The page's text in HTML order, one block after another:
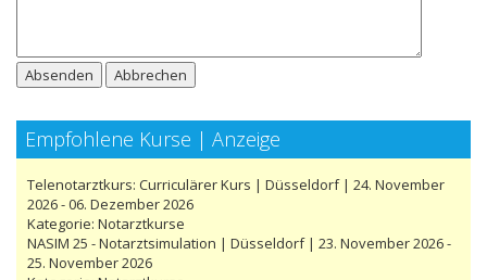
Absenden Abbrechen
Empfohlene Kurse | Anzeige
Telenotarztkurs: Curriculärer Kurs | Düsseldorf | 24. November
2026 - 06. Dezember 2026
Kategorie: Notarztkurse
NASIM 25 - Notarztsimulation | Düsseldorf | 23. November 2026 -
25. November 2026